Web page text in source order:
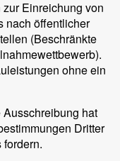
Einreichung von
nach öffentlicher
(Beschränkte
ohne ein
hat
Dritter